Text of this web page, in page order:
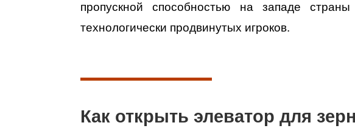
пропускной способностью на западе
технологически продвинутых игроков.
Как открыть элеватор для